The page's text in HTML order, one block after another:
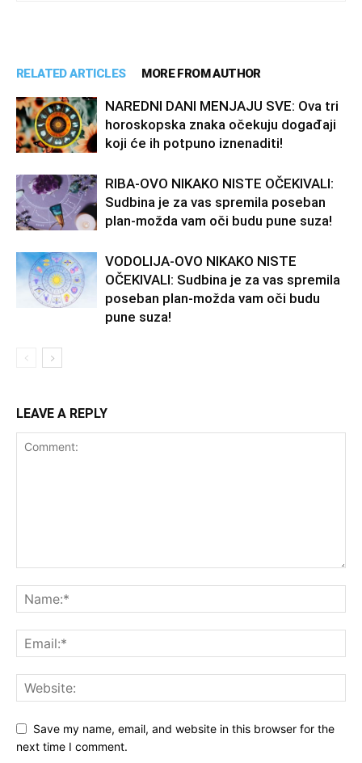
RELATED ARTICLES MORE FROM AUTHOR
NAREDNI DANI MENJAJU SVE: Ova tri
horoskopska znaka očekuju događaji
koji će ih potpuno iznenaditi!
RIBA-OVO NIKAKO NISTE OČEKIVALI:
Sudbina je za vas spremila poseban
plan-možda vam oči budu pune suza!
VODOLIJA-OVO NIKAKO NISTE
OČEKIVALI: Sudbina je za vas spremila
poseban plan-možda vam oči budu
pune suza!
LEAVE A REPLY
Save my name, email, and website in this browser for the
next time I comment.